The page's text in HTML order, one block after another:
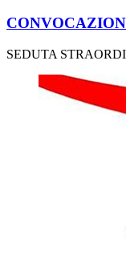
SEDUTA